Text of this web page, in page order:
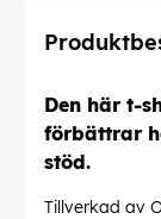
Den här t-
förbättrar
stöd.
Tillverkad av